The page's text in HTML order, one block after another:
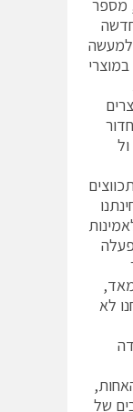
מספר
למעשה
לא
של